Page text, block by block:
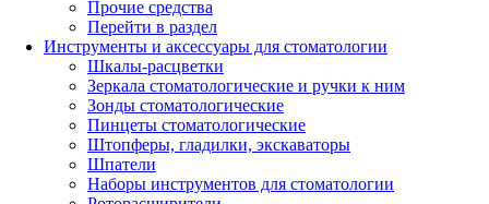
Прочие средства
Перейти в раздел
Инструменты и аксессуары для стоматологии
Шкалы-расцветки
Зеркала стоматологические и ручки к ним
Зонды стоматологические
Пинцеты стоматологические
Штопферы, гладилки, экскаваторы
Шпатели
Наборы инструментов для стоматологии